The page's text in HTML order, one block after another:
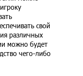
свой
различных
можно будет
чего-либо